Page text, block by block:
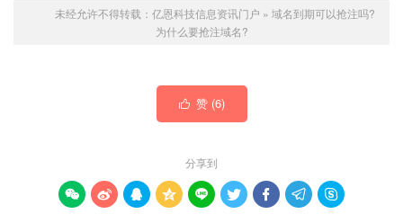
未经允许不得转载： 亿恩科技信息资讯门户 » 域名到期可以抢注吗?
为什么要抢注域名?
 赞 (6)
分享到
        